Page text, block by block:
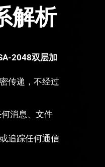
解析
2048双层加
传递，不经过
消息、文件
追踪任何通信